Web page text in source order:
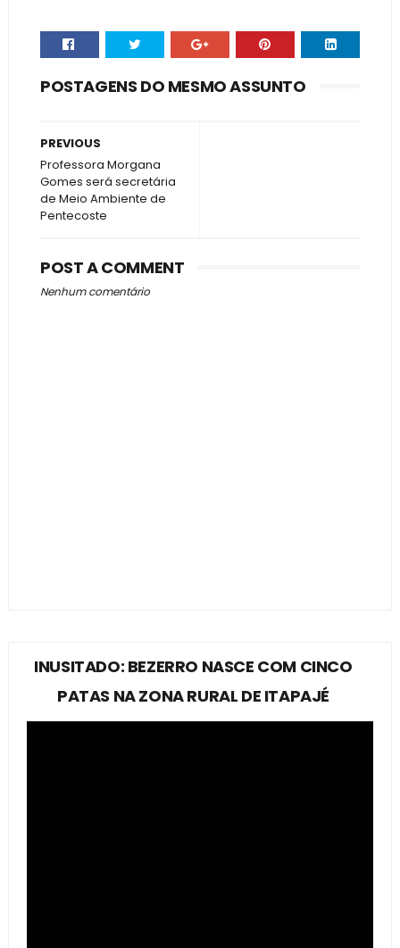
POSTAGENS DO MESMO ASSUNTO
PREVIOUS
Professora Morgana
Gomes será secretária
de Meio Ambiente de
Pentecoste
POST A COMMENT
Nenhum comentário
INUSITADO: BEZERRO NASCE COM CINCO
PATAS NA ZONA RURAL DE ITAPAJÉ